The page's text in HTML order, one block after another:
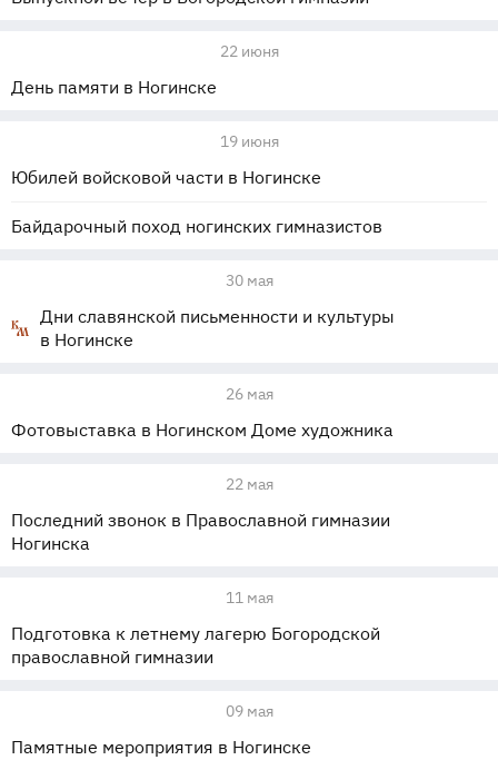
22 июня
День памяти в Ногинске
19 июня
Юбилей войсковой части в Ногинске
Байдарочный поход ногинских гимназистов
30 мая
Дни славянской письменности и культуры
в Ногинске
26 мая
Фотовыставка в Ногинском Доме художника
22 мая
Последний звонок в Православной гимназии
Ногинска
11 мая
Подготовка к летнему лагерю Богородской
православной гимназии
09 мая
Памятные мероприятия в Ногинске